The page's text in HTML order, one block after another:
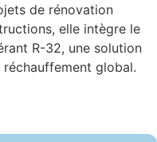
de rénovation
elle intègre le
R-32, une solution
global.